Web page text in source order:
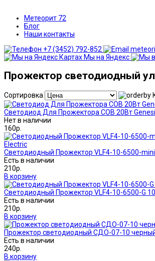
Метеорит 72
Блог
Наши контакты
+7 (3452) 792-852
Мы на Яндекс
Прожектор светодиодный
Сортировка
Светодиод Для Прожектора СОВ 20Вт
Нет в наличии
160р.
Светодиодный Прожектор VLF4-10-6500-
Есть в наличии
210р.
В корзину
Светодиодный Прожектор VLF4-10-6500-G
Есть в наличии
210р.
В корзину
Прожектор светодиодный СДО-07-10 черный
Есть в наличии
240р.
В корзину